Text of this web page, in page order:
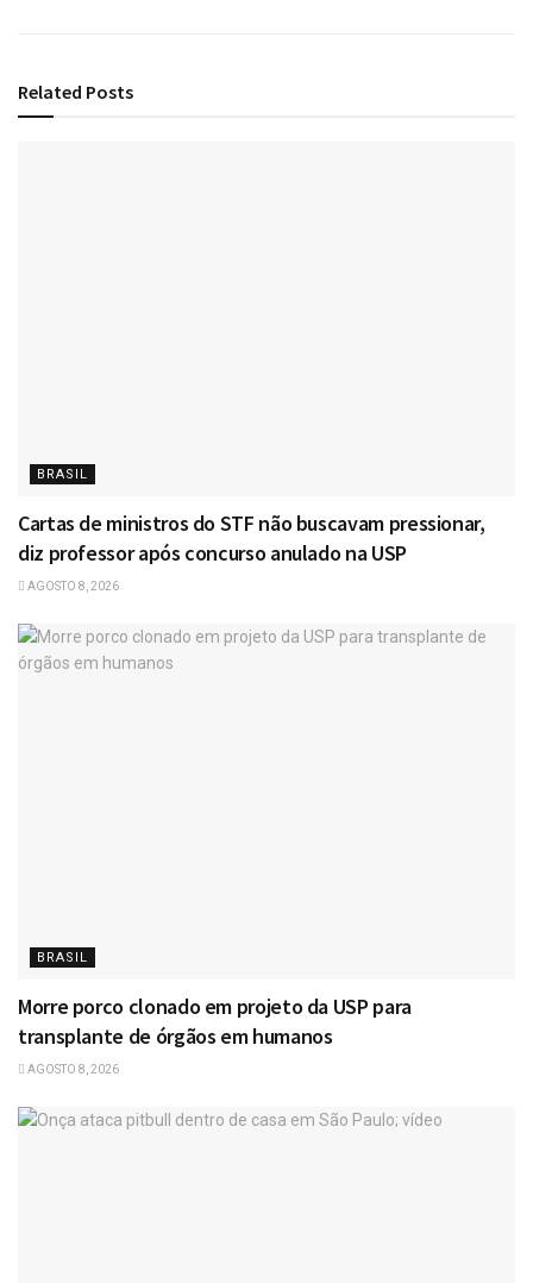
Related Posts
BRASIL
Cartas de ministros do STF não buscavam pressionar,
diz professor após concurso anulado na USP
AGOSTO 8, 2026
BRASIL
Morre porco clonado em projeto da USP para
transplante de órgãos em humanos
AGOSTO 8, 2026